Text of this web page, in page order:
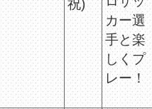
祝)
カー選
手と楽
しくプ
レー！